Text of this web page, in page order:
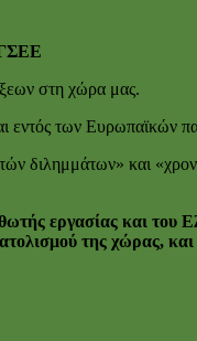
στη χώρα μας.
εντός των Ευρωπαϊκών
διλημμάτων» και
εργασίας και του
της χώρας,